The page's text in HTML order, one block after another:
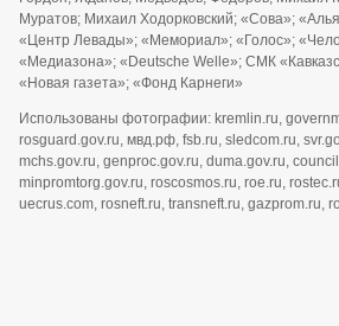
Муратов; Михаил Ходорковский; «Сова»;
«Центр Левады»; «Мемориал»; «Голос»;
«Медиазона»; «Deutsche Welle»; СМК
«Новая газета»; «Фонд Карнеги»
Использованы фотографии: kremlin.ru,
rosguard.gov.ru, мвд.рф, fsb.ru, sledcom.ru,
mchs.gov.ru, genproc.gov.ru, duma.gov.ru,
minpromtorg.gov.ru, roscosmos.ru, roe.ru,
uecrus.com, rosneft.ru, transneft.ru, gazprom.ru,